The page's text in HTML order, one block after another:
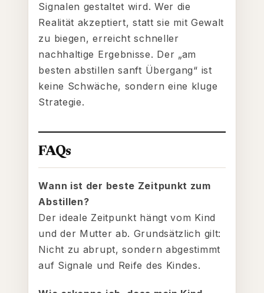
Signalen gestaltet wird. Wer die
Realität akzeptiert, statt sie mit Gewalt
zu biegen, erreicht schneller
nachhaltige Ergebnisse. Der „am
besten abstillen sanft Übergang“ ist
keine Schwäche, sondern eine kluge
Strategie.
FAQs
Wann ist der beste Zeitpunkt zum
Abstillen?
Der ideale Zeitpunkt hängt vom Kind
und der Mutter ab. Grundsätzlich gilt:
Nicht zu abrupt, sondern abgestimmt
auf Signale und Reife des Kindes.